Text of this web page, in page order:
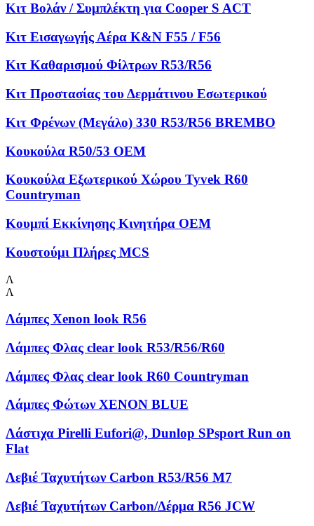
Κιτ Βολάν / Συμπλέκτη για Cooper S ACT
Κιτ Εισαγωγής Αέρα K&N F55 / F56
Κιτ Καθαρισμού Φίλτρων R53/R56
Κιτ Προστασίας του Δερμάτινου Εσωτερικού
Κιτ Φρένων (Μεγάλο) 330 R53/R56 BREMBO
Κουκούλα R50/53 OEM
Κουκούλα Εξωτερικού Χώρου Tyvek R60
Countryman
Κουμπί Εκκίνησης Κινητήρα OEM
Κουστούμι Πλήρες MCS
Λ
Λ
Λάμπες Xenon look R56
Λάμπες Φλας clear look R53/R56/R60
Λάμπες Φλας clear look R60 Countryman
Λάμπες Φώτων XENON BLUE
Λάστιχα Pirelli Eufori@, Dunlop SPsport Run on
Flat
Λεβιέ Ταχυτήτων Carbon R53/R56 M7
Λεβιέ Ταχυτήτων Carbon/Δέρμα R56 JCW